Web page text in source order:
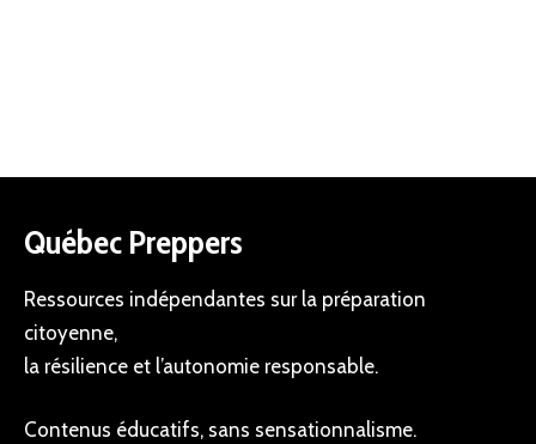
Québec Preppers
Ressources indépendantes sur la préparation
citoyenne,
la résilience et l’autonomie responsable.
Contenus éducatifs, sans sensationnalisme.